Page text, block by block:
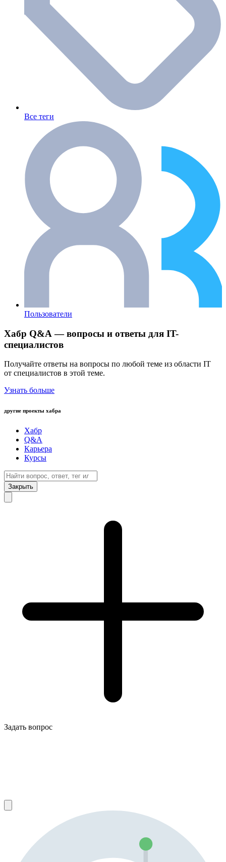
Все теги
Пользователи
Хабр Q&A — вопросы и ответы для IT-
специалистов
Получайте ответы на вопросы по любой теме из области IT
от специалистов в этой теме.
Узнать больше
другие проекты хабра
Хабр
Q&A
Карьера
Курсы
Закрыть
Задать вопрос